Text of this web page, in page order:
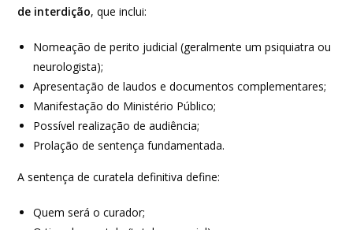
de interdição, que inclui:
Nomeação de perito judicial (geralmente um psiquiatra ou
neurologista);
Apresentação de laudos e documentos complementares;
Manifestação do Ministério Público;
Possível realização de audiência;
Prolação de sentença fundamentada.
A sentença de curatela definitiva define:
Quem será o curador;